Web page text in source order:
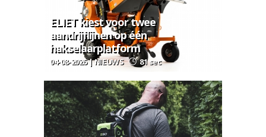
ELIET kiest voor twee
aandrijflijnen op één
hakselaarplatform
04-08-2026 | NIEUWS 81 sec